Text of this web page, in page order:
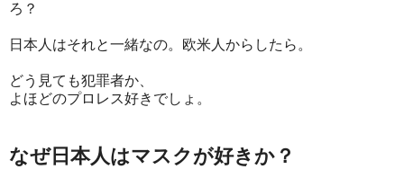
ろ？
日本人はそれと一緒なの。欧米人からしたら。
どう見ても犯罪者か、
よほどのプロレス好きでしょ。
なぜ日本人はマスクが好きか？